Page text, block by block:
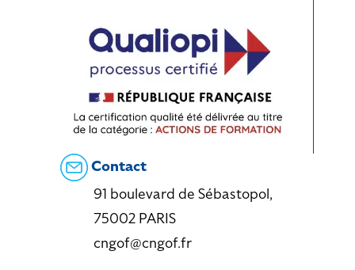
Contact
91 boulevard de Sébastopol,
75002 PARIS
cngof@cngof.fr